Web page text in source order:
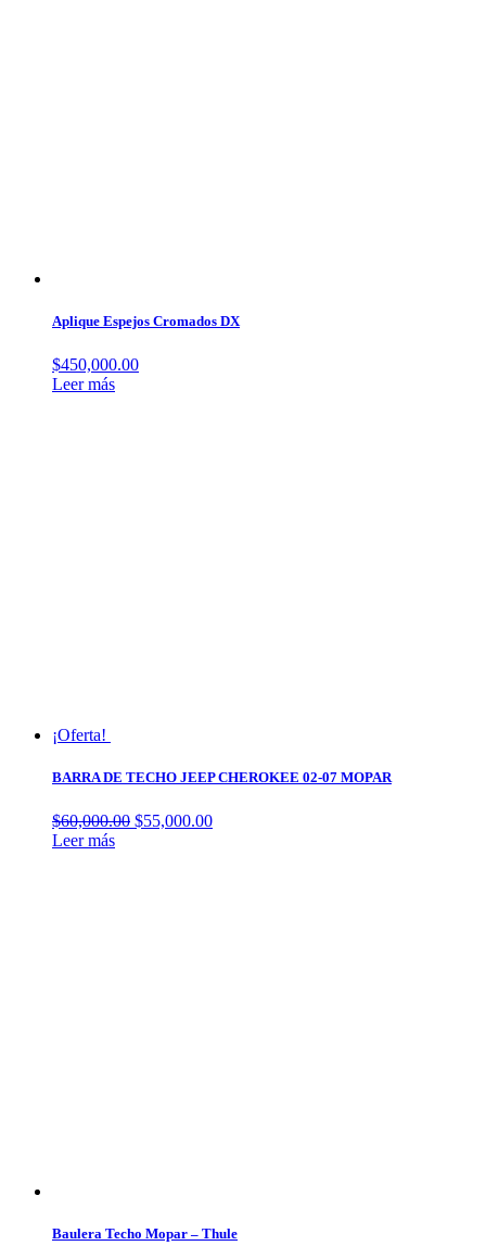
Aplique Espejos Cromados DX
$450,000.00
Leer más
¡Oferta!
BARRA DE TECHO JEEP CHEROKEE 02-07 MOPAR
$60,000.00 $55,000.00
Leer más
Baulera Techo Mopar – Thule